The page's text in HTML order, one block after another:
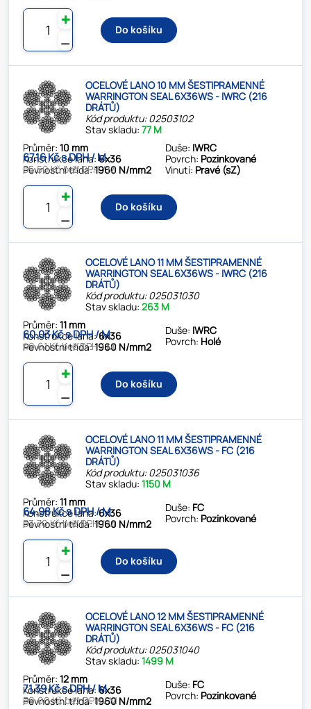
⚊
✚
Do košíku
OCELOVÉ LANO 10 MM ŠESTIPRAMENNÉ
WARRINGTON SEAL 6X36WS - IWRC (216
DRÁTŮ)
Kód produktu: 02503102
Stav skladu:77 M
Průměr:10 mm
Konstrukce lana:6x36
Pevnostní třída:1960 N/mm2
Duše: IWRC
Povrch: Pozinkované
Vinutí: Pravé (sZ)
67.16 Kč s DPH / M
55.50 Kč bez DPH / M
⚊
✚
Do košíku
OCELOVÉ LANO 11 MM ŠESTIPRAMENNÉ
WARRINGTON SEAL 6X36WS - IWRC (216
DRÁTŮ)
Kód produktu: 025031030
Stav skladu:263 M
Průměr:11 mm
Konstrukce lana:6x36
Pevnostní třída:1960 N/mm2
Duše: IWRC
Povrch: Holé
60.03 Kč s DPH / M
49.61 Kč bez DPH / M
⚊
✚
Do košíku
OCELOVÉ LANO 11 MM ŠESTIPRAMENNÉ
WARRINGTON SEAL 6X36WS - FC (216
DRÁTŮ)
Kód produktu: 025031036
Stav skladu:1150 M
Průměr:11 mm
Konstrukce lana:6x36
Pevnostní třída:1960 N/mm2
Duše: FC
Povrch: Pozinkované
64.98 Kč s DPH / M
53.70 Kč bez DPH / M
⚊
✚
Do košíku
OCELOVÉ LANO 12 MM ŠESTIPRAMENNÉ
WARRINGTON SEAL 6X36WS - FC (216
DRÁTŮ)
Kód produktu: 025031040
Stav skladu:1499 M
Průměr:12 mm
Konstrukce lana:6x36
Pevnostní třída:1960 N/mm2
Duše: FC
Povrch: Pozinkované
71.39 Kč s DPH / M
59.00 Kč bez DPH / M